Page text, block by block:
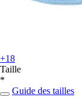
+18
Taille
*
Guide des tailles